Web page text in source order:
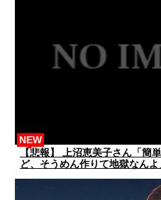
【悲報】 上沼恵美子さん「簡
ど、そうめん作りて地獄なんよ
NEW